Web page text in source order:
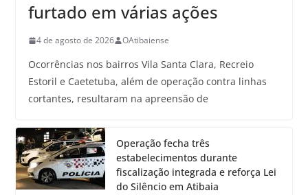
furtado em várias ações
4 de agosto de 2026 OAtibaiense
Ocorrências nos bairros Vila Santa Clara, Recreio
Estoril e Caetetuba, além de operação contra linhas
cortantes, resultaram na apreensão de
Operação fecha três
estabelecimentos durante
fiscalização integrada e reforça Lei
do Silêncio em Atibaia